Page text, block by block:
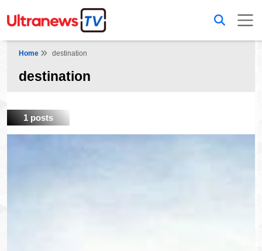
Home destination
destination
1 posts